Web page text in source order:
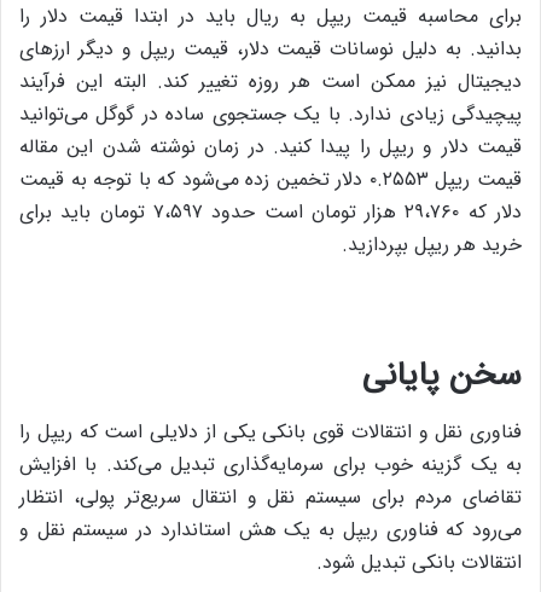
برای محاسبه‌ قیمت ریپل به ریال باید در ابتدا قیمت دلار را
بدانید. به دلیل نوسانات قیمت دلار، قیمت ریپل و دیگر ارزهای
دیجیتال نیز ممکن است هر روزه تغییر کند. البته این فرآیند
پیچیدگی زیادی ندارد. با یک جستجوی ساده در گوگل می‌توانید
قیمت دلار و ریپل را پیدا کنید. در زمان نوشته شدن این مقاله
قیمت ریپل ۰.۲۵۵۳ دلار تخمین زده می‌شود که با توجه به قیمت
دلار که ۲۹،۷۶۰ هزار تومان است حدود ۷،۵۹۷ تومان باید برای
خرید هر ریپل بپردازید.
سخن پایانی
فناوری نقل و انتقالات قوی بانکی یکی از دلایلی است که ریپل را
به یک گزینه‌ خوب برای سرمایه‌گذاری تبدیل می‌کند. با افزایش
تقاضای مردم برای سیستم نقل و انتقال سریع‌تر پولی، انتظار
می‌رود که فناوری ریپل به یک هش استاندارد در سیستم نقل و
انتقالات بانکی تبدیل شود.